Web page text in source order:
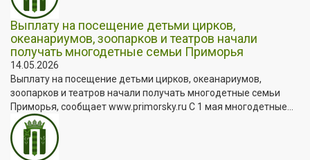
Выплату на посещение детьми цирков,
океанариумов, зоопарков и театров начали
получать многодетные семьи Приморья
14.05.2026
Выплату на посещение детьми цирков, океанариумов,
зоопарков и театров начали получать многодетные семьи
Приморья, сообщает www.primorsky.ru С 1 мая многодетные...